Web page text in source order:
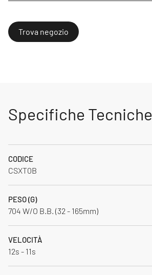
Trova negozio
Specifiche Tecniche
CODICE
CSXT0B
PESO (G)
704 W/O B.B. (32 - 165mm)
VELOCITÀ
12s - 11s